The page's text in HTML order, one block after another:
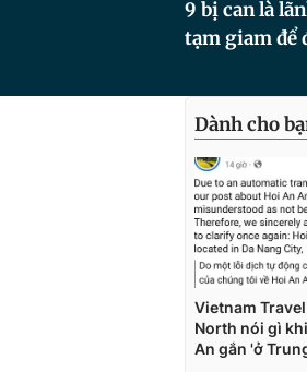
9 bị can là
tạm giam để